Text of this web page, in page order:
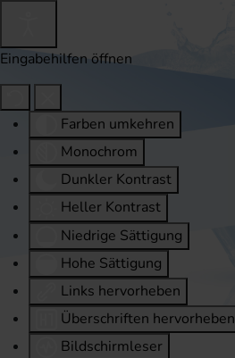
Eingabehilfen öffnen
Farben umkehren
Monochrom
Dunkler Kontrast
Heller Kontrast
Niedrige Sättigung
Hohe Sättigung
Links hervorheben
Überschriften hervorheben
Bildschirmleser